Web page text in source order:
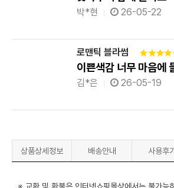
박*현 26-05-22
로맨틱 블라썸
이쁜색감 너무 마음에
김*은 26-05-19
상품상세정보 배송안내 사용후기